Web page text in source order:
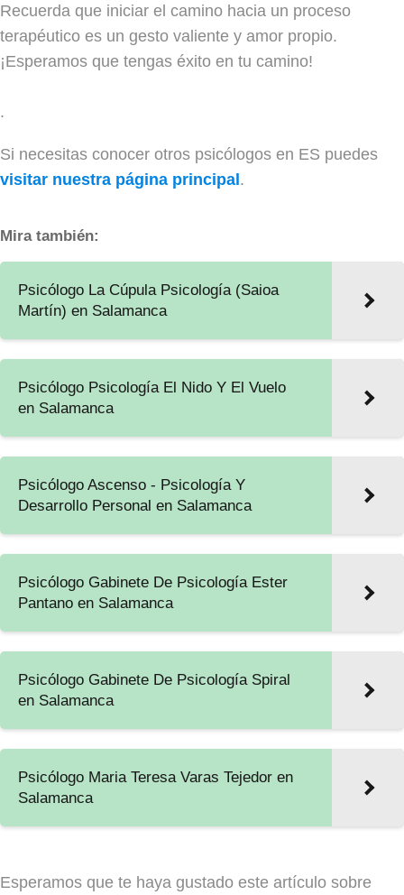
Recuerda que iniciar el camino hacia un proceso
terapéutico es un gesto valiente y amor propio.
¡Esperamos que tengas éxito en tu camino!
.
Si necesitas conocer otros psicólogos en ES puedes
visitar nuestra página principal.
Mira también:
Psicólogo La Cúpula Psicología (Saioa
Martín) en Salamanca
Psicólogo Psicología El Nido Y El Vuelo
en Salamanca
Psicólogo Ascenso - Psicología Y
Desarrollo Personal en Salamanca
Psicólogo Gabinete De Psicología Ester
Pantano en Salamanca
Psicólogo Gabinete De Psicología Spiral
en Salamanca
Psicólogo Maria Teresa Varas Tejedor en
Salamanca
Esperamos que te haya gustado este artículo sobre